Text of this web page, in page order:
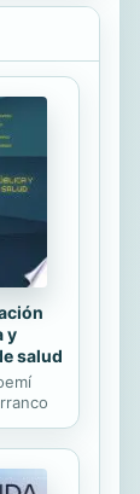
en el
pero
del
que
y
salud